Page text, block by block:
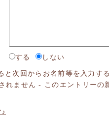
する しない
と次回からお名前等を入力す
れません - このエントリーの